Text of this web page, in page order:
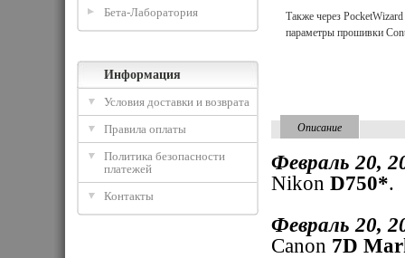
Бета-Лаборатория
Информация
Условия доставки и возврата
Правила оплаты
Политика безопасности
платежей
Контакты
Также через
параметры прошивки
Описание
Февраль 20,
Nikon D750*.
Февраль 20,
Canon 7D